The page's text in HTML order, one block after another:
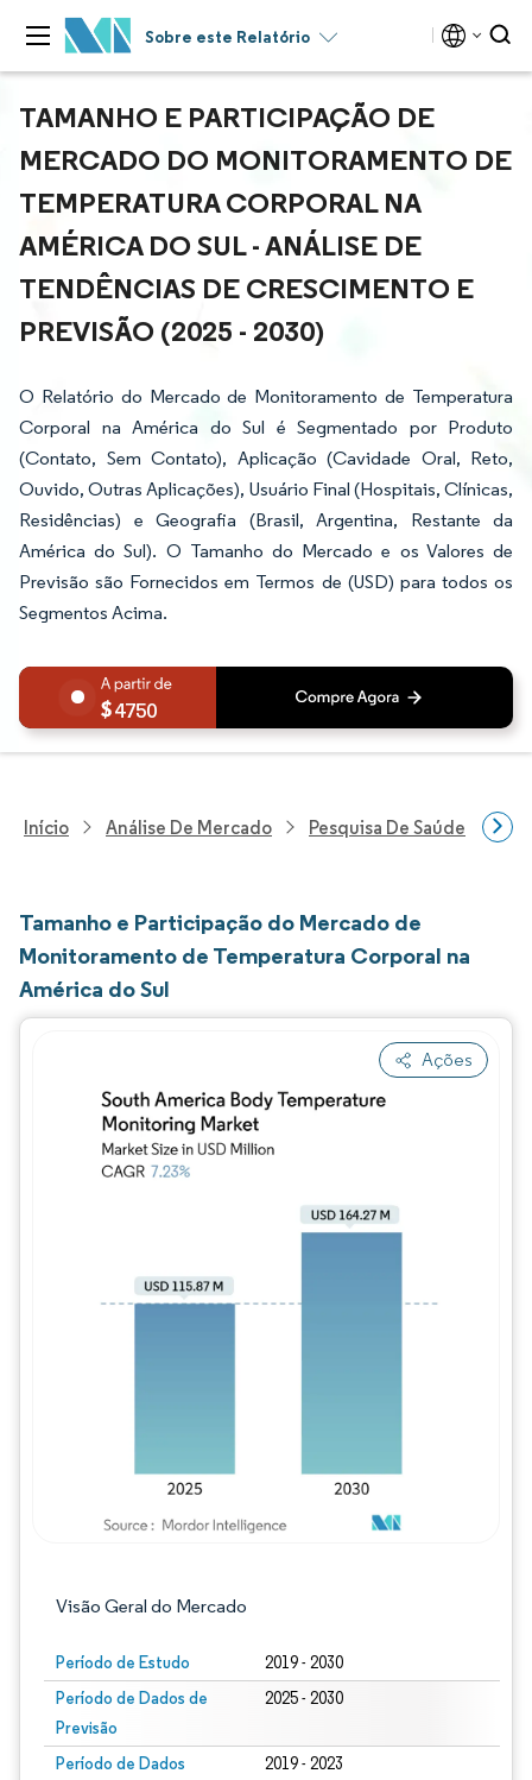
Sobre este Relatório
TAMANHO E PARTICIPAÇÃO DE
MERCADO DO MONITORAMENTO DE
TEMPERATURA CORPORAL NA
AMÉRICA DO SUL - ANÁLISE DE
TENDÊNCIAS DE CRESCIMENTO E
PREVISÃO (2025 - 2030)
O Relatório do Mercado de Monitoramento de Temperatura
Corporal na América do Sul é Segmentado por Produto
(Contato, Sem Contato), Aplicação (Cavidade Oral, Reto,
Ouvido, Outras Aplicações), Usuário Final (Hospitais, Clínicas,
Residências) e Geografia (Brasil, Argentina, Restante da
América do Sul). O Tamanho do Mercado e os Valores de
Previsão são Fornecidos em Termos de (USD) para todos os
Segmentos Acima.
4750
Início Análise De Mercado Pesquisa De Saúde
Tamanho e Participação do Mercado de
Monitoramento de Temperatura Corporal na
América do Sul
Ações
Visão Geral do Mercado
Período de Estudo 2019 - 2030
Período de Dados de
Previsão
2025 - 2030
Período de Dados
2019 - 2023